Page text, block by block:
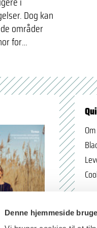
Denne hjemmeside
Dog kan
områder
for…